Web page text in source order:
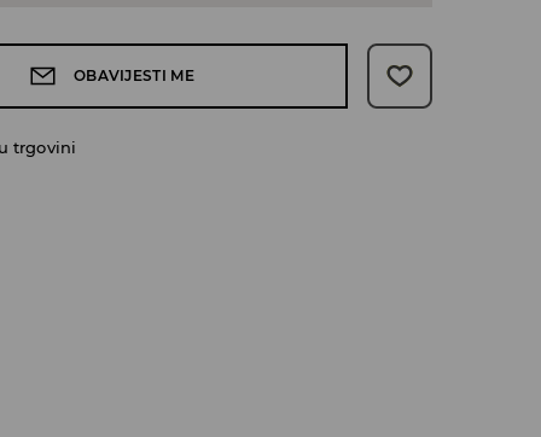
OBAVIJESTI ME
trgovini